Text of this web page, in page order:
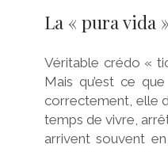
La « pura vida
Véritable crédo «
Mais qu’est ce
correctement, elle
temps de vivre,
arrivent souvent